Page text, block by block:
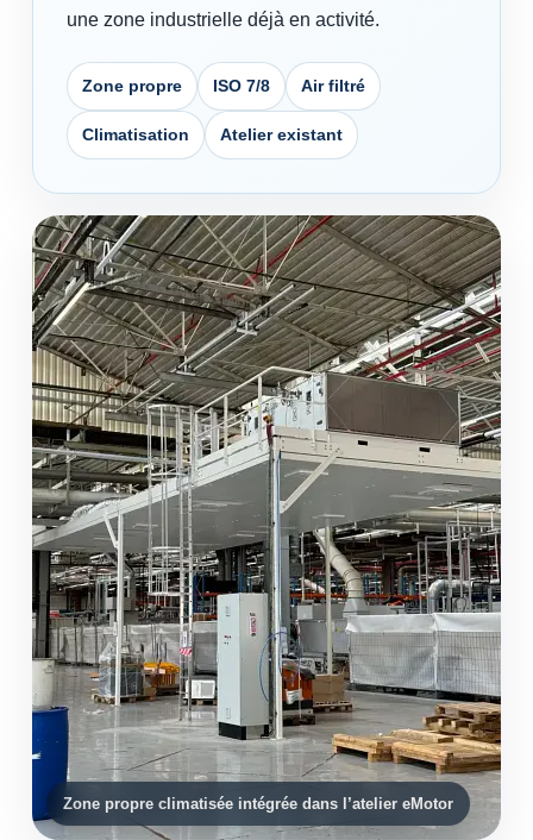
une zone industrielle déjà en activité.
Zone propre ISO 7/8 Air filtré
Climatisation Atelier existant
Zone propre climatisée intégrée dans l’atelier eMotor